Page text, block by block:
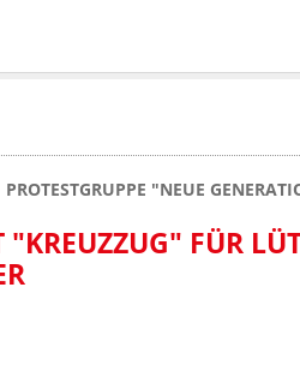
PROTESTGRUPPE "NEUE
FÜR